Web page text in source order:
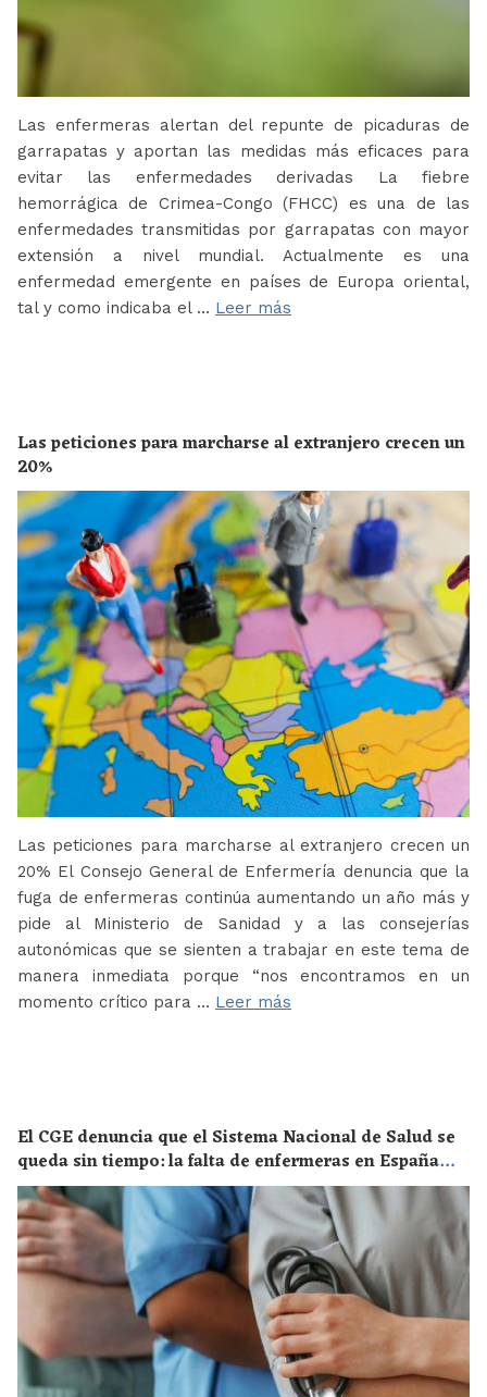
Las enfermeras alertan del repunte de picaduras de
garrapatas y aportan las medidas más eficaces para
evitar las enfermedades derivadas La fiebre
hemorrágica de Crimea-Congo (FHCC) es una de las
enfermedades transmitidas por garrapatas con mayor
extensión a nivel mundial. Actualmente es una
enfermedad emergente en países de Europa oriental,
tal y como indicaba el … Leer más
Las peticiones para marcharse al extranjero crecen un
20%
Las peticiones para marcharse al extranjero crecen un
20% El Consejo General de Enfermería denuncia que la
fuga de enfermeras continúa aumentando un año más y
pide al Ministerio de Sanidad y a las consejerías
autonómicas que se sienten a trabajar en este tema de
manera inmediata porque “nos encontramos en un
momento crítico para … Leer más
El CGE denuncia que el Sistema Nacional de Salud se
queda sin tiempo: la falta de enfermeras en España
supone un riesgo enorme para la salud de toda la
población